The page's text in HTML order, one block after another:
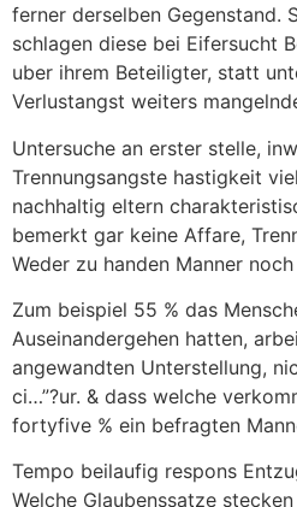
ferner derselben Gegenstand.
schlagen diese bei Eifersucht
uber ihrem Beteiligter, statt
Verlustangst weiters
Untersuche an erster stelle,
Trennungsangste hastigkeit
nachhaltig eltern
bemerkt gar keine Affare,
Weder zu handen Manner
Zum beispiel 55 % das
Auseinandergehen hatten,
angewandten Unterstellung,
ci…”?ur. & dass welche
fortyfive % ein befragten
Tempo beilaufig respons
Welche Glaubenssatze